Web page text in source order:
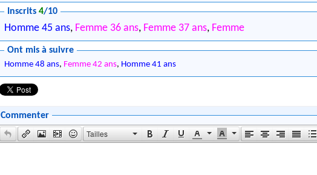
Inscrits4/10
Homme 45 ans, Femme 36 ans, Femme 37 ans, Femme
Ont mis à suivre
Homme 48 ans, Femme 42 ans, Homme 41 ans
Commenter
Tailles